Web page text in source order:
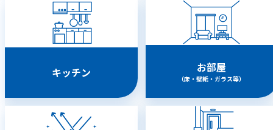
キッチン お部屋
（床・壁紙・ガラス等）